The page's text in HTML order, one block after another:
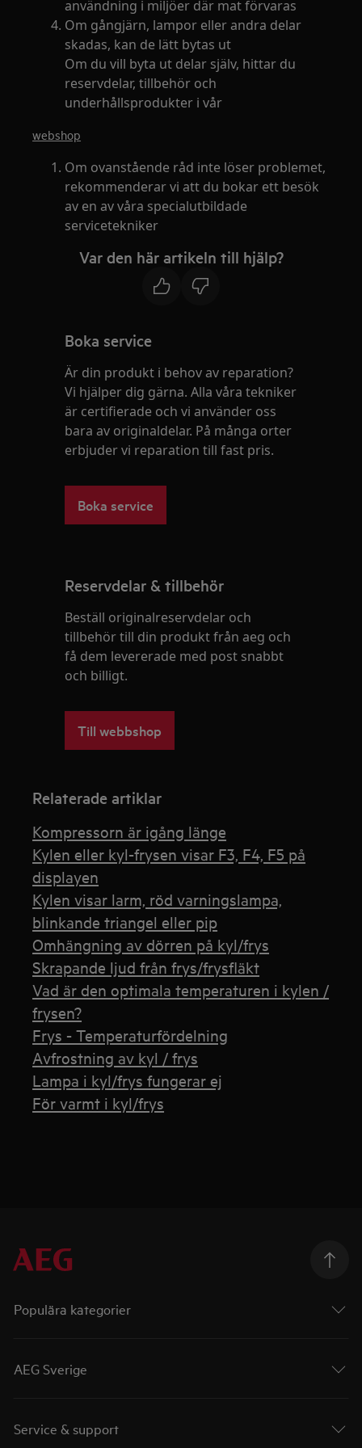
användning i miljöer där mat förvaras
Om gångjärn, lampor eller andra delar
skadas, kan de lätt bytas ut
Om du vill byta ut delar själv, hittar du
reservdelar, tillbehör och
underhållsprodukter i vår
webshop
Om ovanstående råd inte löser problemet,
rekommenderar vi att du bokar ett besök
av en av våra specialutbildade
servicetekniker
Var den här artikeln till hjälp?
Boka service
Är din produkt i behov av reparation?
Vi hjälper dig gärna. Alla våra tekniker
är certifierade och vi använder oss
bara av originaldelar. På många orter
erbjuder vi reparation till fast pris.
Boka service
Reservdelar & tillbehör
Beställ originalreservdelar och
tillbehör till din produkt från aeg och
få dem levererade med post snabbt
och billigt.
Till webbshop
Relaterade artiklar
Kompressorn är igång länge
Kylen eller kyl-frysen visar F3, F4, F5 på
displayen
Kylen visar larm, röd varningslampa,
blinkande triangel eller pip
Omhängning av dörren på kyl/frys
Skrapande ljud från frys/frysfläkt
Vad är den optimala temperaturen i kylen /
frysen?
Frys - Temperaturfördelning
Avfrostning av kyl / frys
Lampa i kyl/frys fungerar ej
För varmt i kyl/frys
Populära kategorier
AEG Sverige
Service & support